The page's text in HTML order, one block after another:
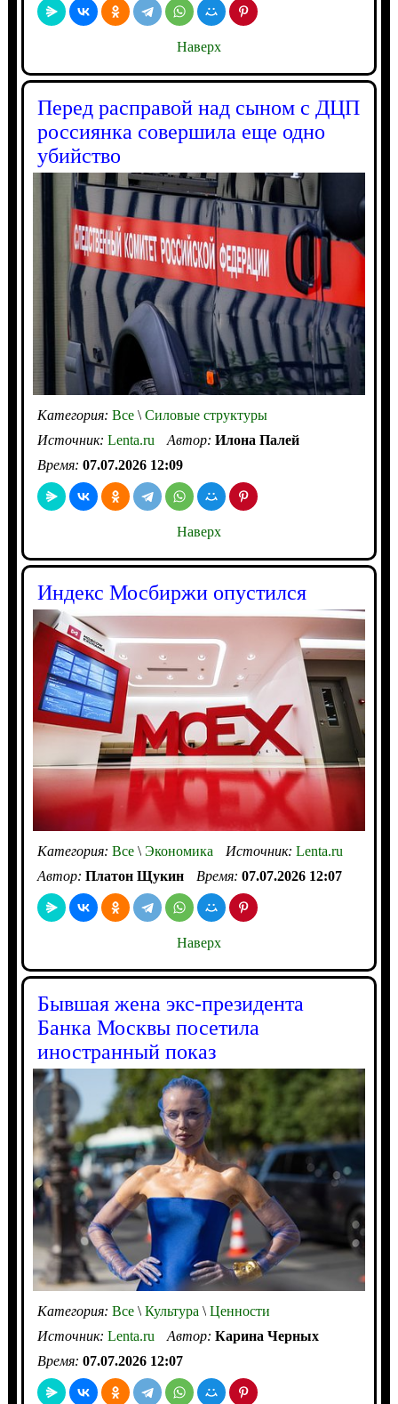
Наверх
Перед расправой над сыном с ДЦП
россиянка совершила еще одно
убийство
Категория: Все\Силовые структуры
Источник: Lenta.ru Автор: Илона Палей
Время: 07.07.2026 12:09
Наверх
Индекс Мосбиржи опустился
Категория: Все\Экономика Источник: Lenta.ru
Автор: Платон Щукин Время: 07.07.2026 12:07
Наверх
Бывшая жена экс-президента
Банка Москвы посетила
иностранный показ
Категория: Все\Культура \Ценности
Источник: Lenta.ru Автор: Карина Черных
Время: 07.07.2026 12:07